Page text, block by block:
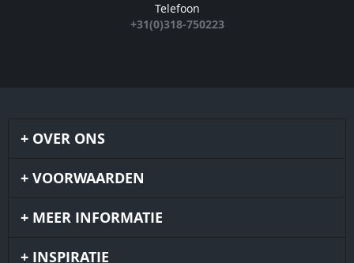
Telefoon
+31(0)318-750223
OVER ONS
VOORWAARDEN
MEER INFORMATIE
INSPIRATIE